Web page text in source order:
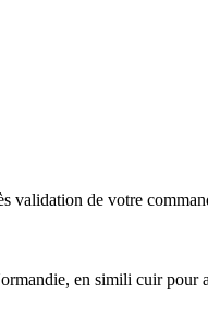
validation de votre
en simili cuir